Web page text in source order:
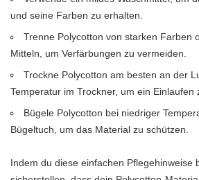
und seine Farben zu erhalten.
Trenne Polycotton von starken Farben
Mitteln, um Verfärbungen zu vermeiden.
Trockne Polycotton am besten an der
Temperatur im Trockner, um ein Einlaufen
Bügele Polycotton bei niedriger
Bügeltuch, um das Material zu schützen.
Indem du diese einfachen Pflegehinweise